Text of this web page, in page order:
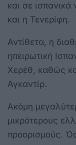
και σε
και η Τενερίφη.
Αντίθετα, η
ηπειρωτική
Χερέθ, καθώς
Αγκαντίρ.
Ακόμη
μικρότερους
προορισμούς.